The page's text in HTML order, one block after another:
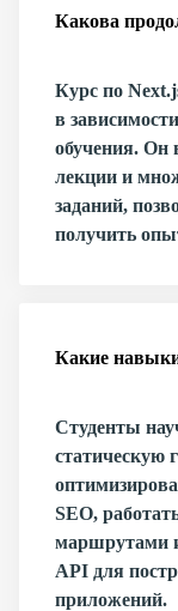
Какова
Курс по
в
обучения. Он
лекции и
заданий,
получить
Какие
Студенты
статическую
SEO,
маршрутами
API для
приложений.